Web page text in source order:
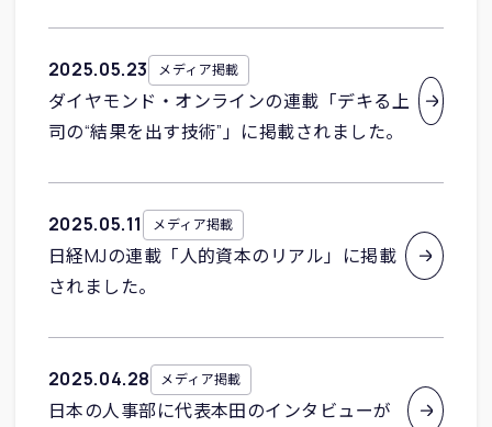
2025.05.23 メディア掲載
ダイヤモンド・オンラインの連載「デキる上
司の“結果を出す技術”」に掲載されました。
2025.05.11 メディア掲載
日経MJの連載「人的資本のリアル」に掲載
されました。
2025.04.28 メディア掲載
日本の人事部に代表本田のインタビューが